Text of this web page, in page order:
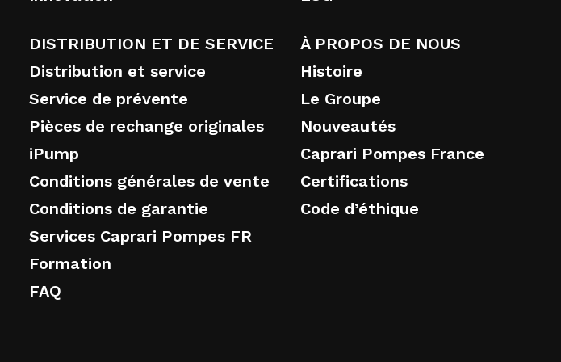
DISTRIBUTION ET DE SERVICE
Distribution et service
Service de prévente
Pièces de rechange originales
iPump
Conditions générales de vente
Conditions de garantie
Services Caprari Pompes FR
Formation
FAQ
À PROPOS DE NOUS
Histoire
Le Groupe
Nouveautés
Caprari Pompes France
Certifications
Code d’éthique